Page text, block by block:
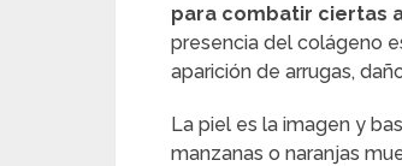
para combatir ciertas
presencia del colágeno
aparición de arrugas,
La piel es la imagen y
manzanas o naranjas